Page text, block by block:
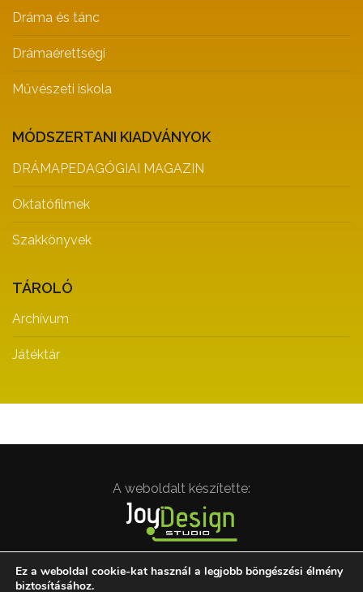
Dráma és tánc
Drámaérettségi
Művészeti iskola
MÓDSZERTANI KIADVÁNYOK
DRÁMAPEDAGÓGIAI MAGAZIN
Oktatófilmek
Szakkönyvek
TÁROLÓ
Archívum
Játéktár
A weboldalt készítette:
Ez a weboldal cookie-kat használ a legjobb böngészési élmény
biztosításához.